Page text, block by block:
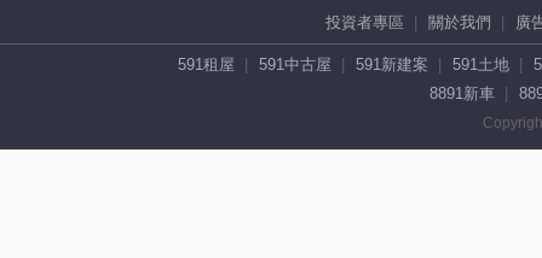
投資者專區 關於我們 廣
591租屋 591中古屋 591新建案 591土地
8891新車